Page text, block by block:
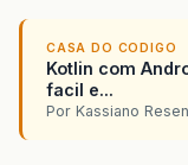
CASA DO CODIGO
Kotlin com
facil e...
Por Kassiano